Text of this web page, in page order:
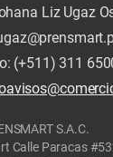
Liz Ugaz
(+511) 311
S.A.C.
Calle Paracas